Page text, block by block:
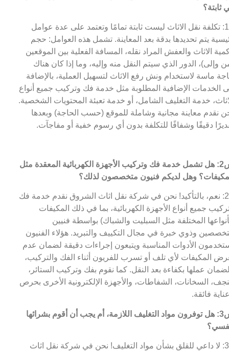
ثابتة؟
ج1: تكلفة نقل الاثاث ليست ثابتة تمامًا وتعتمد على عدة عوامل
يتم تحديدها بدقة بعد المعاينة. تشمل هذه العوامل: حجم
الاثاث والعفش المراد نقله، المسافة الفعلية بين الموقعين
وإلى)، الدور الذي سيتم النقل منه وإليه، وما إذا كان هناك
ماسة لاستخدام ونش رفع الاثاث لتسهيل العملية، بالإضافة
الخدمات الإضافية المطلوبة مثل خدمة فك وتركيب جميع أنواع
خدمة التغليف الشامل، أو خدمة تعبئة المحتويات الشخصية.
نقدم معاينة مجانية وشاملة للموقع (حسب الحاجة) وبعدها
دقيقًا وشفافًا للتكلفة بدون أي رسوم خفية أو مفاجآت.
س2: هل تشمل خدمة فك وتركيب الأجهزة الكهربائية المعقدة مثل
وهل لديكم فنيون متخصصون لذلك؟
ج2: نعم، بالتأكيد! نحن في شركة نقل اثاث الشروق نقدم خدمة فك
جميع أنواع الأجهزة الكهربائية، بما في ذلك المكيفات
المختلفة مثل السبليت والشباك) بواسطة فنيين
وذوي خبرة في مجال التكييف والتبريد. هؤلاء الفنيون
الأدوات المناسبة ويتبعون إجراءات دقيقة لضمان عدم
المكيفات لأي تلف أو تسرب للفريون أثناء الفك والتركيب،
عملها بكفاءة بعد النقل. كما نقوم بفك وتركيب الستائر،
السخانات، الشفاطات، والأجهزة الإلكترونية الأخرى بحرص
فائقة.
س3: هل توفرون مواد التغليف اللازمة، أم يجب أن أقوم بشرائها
ج3: لا داعي للقلق بشأن مواد التغليف! نحن في شركة نقل اثاث